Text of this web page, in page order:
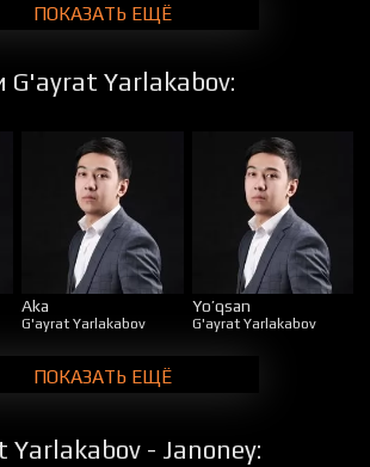
ПОКАЗАТЬ ЕЩЁ
G'ayrat Yarlakabov:
Aka
G'ayrat Yarlakabov
Yo’qsan
G'ayrat Yarlakabov
ПОКАЗАТЬ ЕЩЁ
Yarlakabov - Janoney: